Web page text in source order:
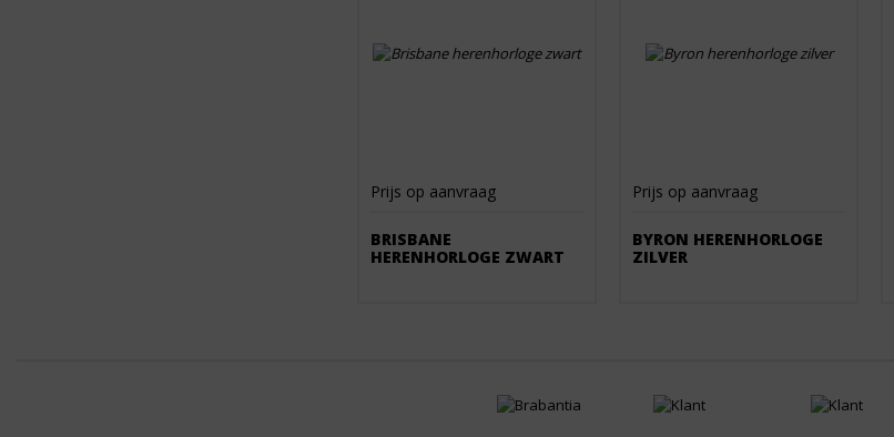
Prijs op aanvraag
BRISBANE
HERENHORLOGE ZWART
Prijs op aanvraag
BYRON HERENHORLOGE
ZILVER